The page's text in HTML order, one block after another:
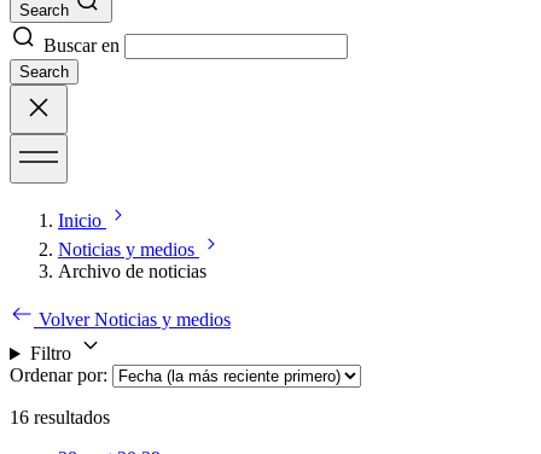
Search
Buscar en
Search
Inicio
Noticias y medios
Archivo de noticias
Volver Noticias y medios
Filtro
Ordenar por:
16 resultados